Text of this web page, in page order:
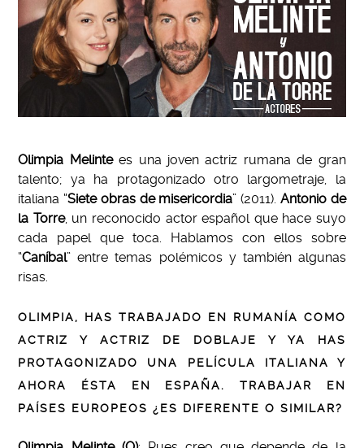
Olimpia Melintees una joven actriz rumana de gran
talento; ya ha protagonizado otro largometraje, la
italiana “Siete obras de misericordia” (2011). Antonio de
la Torre, un reconocido actor español que hace suyo
cada papel que toca. Hablamos con ellos sobre
“Caníbal” entre temas polémicos y también algunas
risas.
OLIMPIA, HAS TRABAJADO EN RUMANÍA COMO
ACTRIZ Y ACTRIZ DE DOBLAJE Y YA HAS
PROTAGONIZADO UNA PELÍCULA ITALIANA Y
AHORA ÉSTA EN ESPAÑA. TRABAJAR EN
PAÍSES EUROPEOS ¿ES DIFERENTE O SIMILAR?